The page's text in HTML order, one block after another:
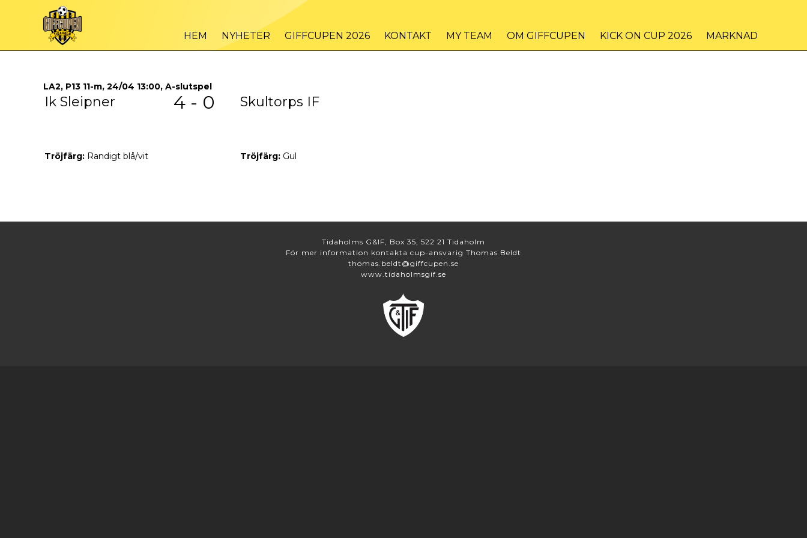
HEM NYHETER GIFFCUPEN 2026 KONTAKT MY TEAM OM GIFFCUPEN KICK ON CUP 2026 MARKNAD
LA2, P13 11-m, 24/04 13:00, A-slutspel
Ik Sleipner 4 - 0 Skultorps IF
Tröjfärg: Randigt blå/vit Tröjfärg: Gul
Tidaholms G&IF, Box 35, 522 21 Tidaholm
För mer information kontakta cup-ansvarig Thomas Beldt
thomas.beldt@giffcupen.se
www.tidaholmsgif.se